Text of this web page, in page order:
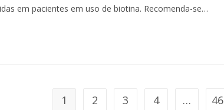
em pacientes em uso de biotina. Recomenda-se…
1 2 3 4 … 46